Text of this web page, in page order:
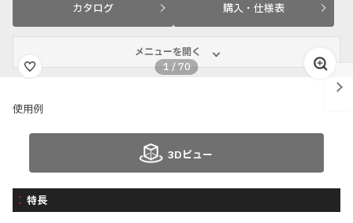
カタログ 購入・仕様表
メニューを開く
1 /70
使用例
3Dビュー
特長